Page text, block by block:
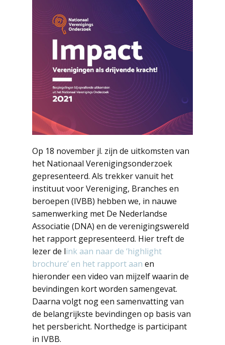
Op 18 november jl. zijn de uitkomsten van
het Nationaal Verenigingsonderzoek
gepresenteerd. Als trekker vanuit het
instituut voor Vereniging, Branches en
beroepen (IVBB) hebben we, in nauwe
samenwerking met De Nederlandse
Associatie (DNA) en de verenigingswereld
het rapport gepresenteerd. Hier treft de
lezer de link aan naar de ‘highlight
brochure’ en het rapport aan en
hieronder een video van mijzelf waarin de
bevindingen kort worden samengevat.
Daarna volgt nog een samenvatting van
de belangrijkste bevindingen op basis van
het persbericht. Northedge is participant
in IVBB.